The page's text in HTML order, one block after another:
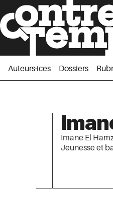
Auteurs·ices Dossiers
Imane El
Jeunesse et